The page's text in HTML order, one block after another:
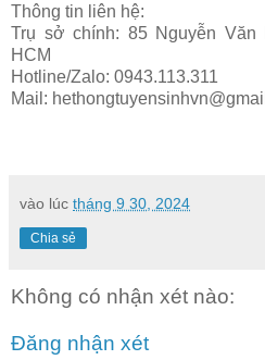
Thông tin liên hệ:
Trụ sở chính: 85 Nguyễn Văn
HCM
Hotline/Zalo: 0943.113.311
Mail:
vào lúc tháng 9 30, 2024
Chia sẻ
Không có nhận xét nào:
Đăng nhận xét